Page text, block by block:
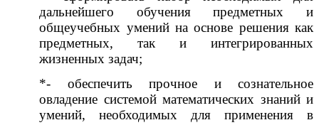
дальнейшего обучения предметных и
общеучебных умений на основе решения как
предметных, так и интегрированных
жизненных задач;
*- обеспечить прочное и сознательное
овладение системой математических знаний и
умений, необходимых для применения в